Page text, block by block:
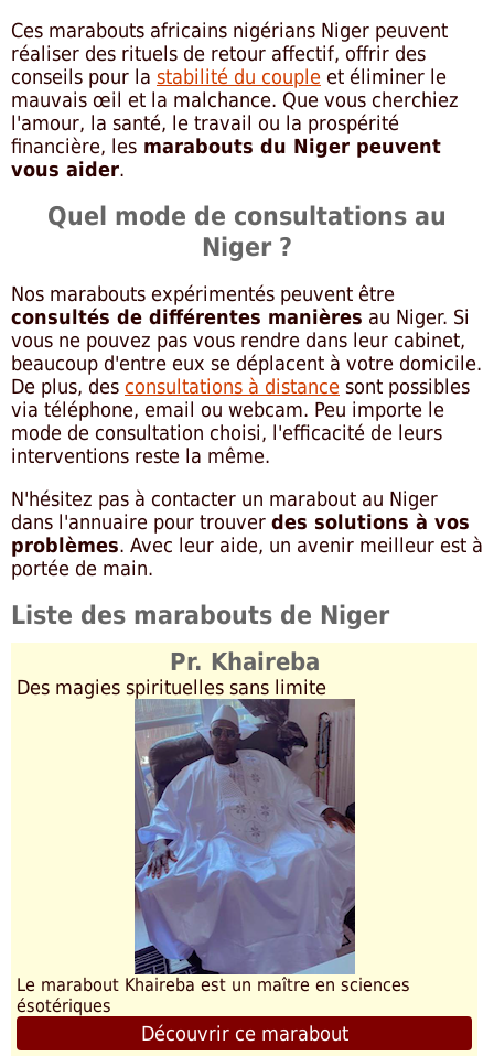
Ces marabouts africains nigérians Niger peuvent
réaliser des rituels de retour affectif, offrir des
conseils pour la stabilité du couple et éliminer le
mauvais œil et la malchance. Que vous cherchiez
l'amour, la santé, le travail ou la prospérité
financière, les marabouts du Niger peuvent
vous aider.
Quel mode de consultations au
Niger ?
Nos marabouts expérimentés peuvent être
consultés de différentes manières au Niger. Si
vous ne pouvez pas vous rendre dans leur cabinet,
beaucoup d'entre eux se déplacent à votre domicile.
De plus, des consultations à distance sont possibles
via téléphone, email ou webcam. Peu importe le
mode de consultation choisi, l'efficacité de leurs
interventions reste la même.
N'hésitez pas à contacter un marabout au Niger
dans l'annuaire pour trouver des solutions à vos
problèmes. Avec leur aide, un avenir meilleur est à
portée de main.
Liste des marabouts de Niger
Pr. Khaireba
Des magies spirituelles sans limite
Le marabout Khaireba est un maître en sciences
ésotériques
Découvrir ce marabout